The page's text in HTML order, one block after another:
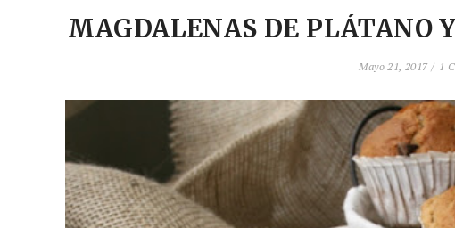
MAGDALENAS DE PLÁTANO
Mayo 21, 2017 / 1